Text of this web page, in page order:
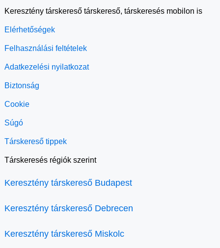
Keresztény társkereső társkereső, társkeresés mobilon is
Elérhetőségek
Felhasználási feltételek
Adatkezelési nyilatkozat
Biztonság
Cookie
Súgó
Társkereső tippek
Társkeresés régiók szerint
Keresztény társkereső Budapest
Keresztény társkereső Debrecen
Keresztény társkereső Miskolc